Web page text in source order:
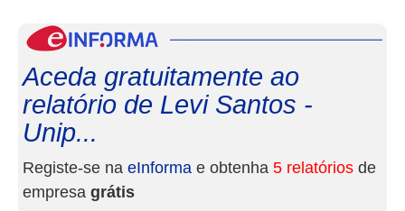
Aceda gratuitamente ao
relatório de Levi Santos -
Unip...
Registe-se na eInforma e obtenha 5 relatórios de
empresa grátis